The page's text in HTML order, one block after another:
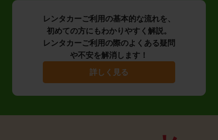
レンタカーご利用の基本的な流れを、
初めての方にもわかりやすく解説。
レンタカーご利用の際のよくある疑問
や不安を解消します！
詳しく見る